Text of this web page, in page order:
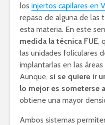
los injertos capilares en
repaso de alguna de las
esta materia. En este
medida la técnica FUE,
las unidades foliculares
implantarlas en las
Aunque, si se quiere ir
lo mejor es someterse
obtiene una mayor
Ambos sistemas